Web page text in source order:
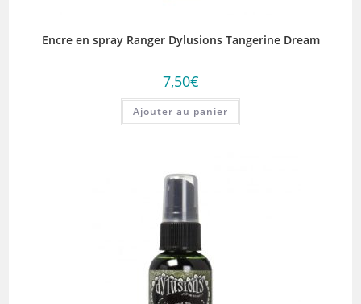
Encre en spray Ranger Dylusions Tangerine Dream
7,50€
Ajouter au panier